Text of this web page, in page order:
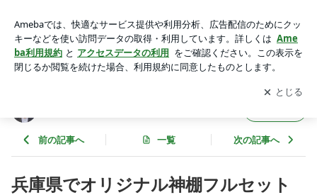
フィス大渓水アプリをダウンロードして ブログの更新通知
を受け取りまし
ょう。
開く
前の記事へ 一覧 次の記事へ
兵庫県でオリジナル神棚フルセット